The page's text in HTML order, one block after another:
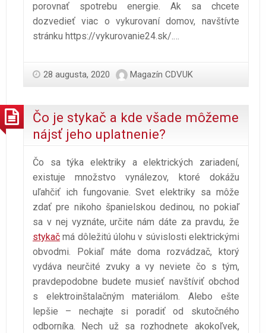
porovnať spotrebu energie. Ak sa chcete
dozvedieť viac o vykurovaní domov, navštívte
stránku https://vykurovanie24.sk/.…
28 augusta, 2020 Magazín CDVUK
Čo je stykač a kde všade môžeme
nájsť jeho uplatnenie?
Čo sa týka elektriky a elektrických zariadení,
existuje množstvo vynálezov, ktoré dokážu
uľahčiť ich fungovanie. Svet elektriky sa môže
zdať pre nikoho španielskou dedinou, no pokiaľ
sa v nej vyznáte, určite nám dáte za pravdu, že
stykač má dôležitú úlohu v súvislosti elektrickými
obvodmi. Pokiaľ máte doma rozvádzač, ktorý
vydáva neurčité zvuky a vy neviete čo s tým,
pravdepodobne budete musieť navštíviť obchod
s elektroinštalačným materiálom. Alebo ešte
lepšie – nechajte si poradiť od skutočného
odborníka. Nech už sa rozhodnete akokoľvek,